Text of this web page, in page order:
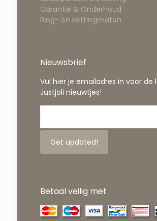
Garantie & Onderhoud
Ring- en kettingmaten
Nieuwsbrief
Vul hier je emailadres in voor de
Justjoli nieuwtjes!
Betaal veilig met